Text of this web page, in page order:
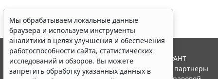
Мы обрабатываем локальные данные
браузера и используем инструменты
аналитики в целях улучшения и обеспечения
работоспособности сайта, статистических
исследований и обзоров. Вы можете
запретить обработку указанных данных в
© ООО "НПП "ГАРАНТ-СЕРВИС", 2026. Система ГАРАНТ
выпускается с 1990 года. Компания "Гарант" и ее партнеры